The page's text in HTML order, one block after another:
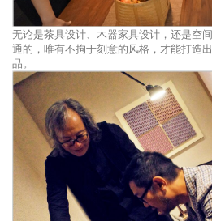
无论是茶具设计、木器家具设计，还是空
通的，唯有不拘于刻意的风格，才能打造
品。